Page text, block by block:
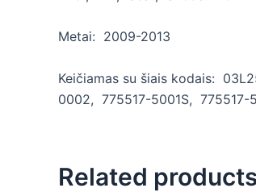
Metai: 2009-2013
Keičiamas su šiais kodais:
0002, 775517-5001S, 775517-
Related